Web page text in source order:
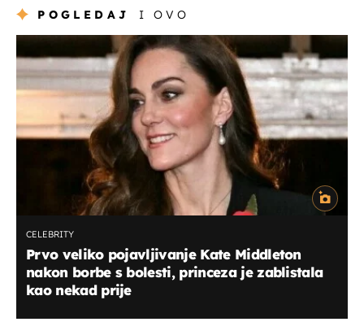
POGLEDAJ I OVO
CELEBRITY
Prvo veliko pojavljivanje Kate Middleton
nakon borbe s bolesti, princeza je zablistala
kao nekad prije